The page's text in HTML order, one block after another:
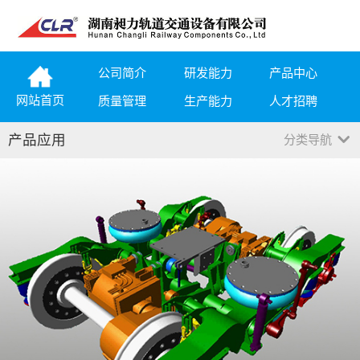
网站首页
公司简介 研发能力 产品中心
质量管理 生产能力 人才招聘
产品应用 分类导航